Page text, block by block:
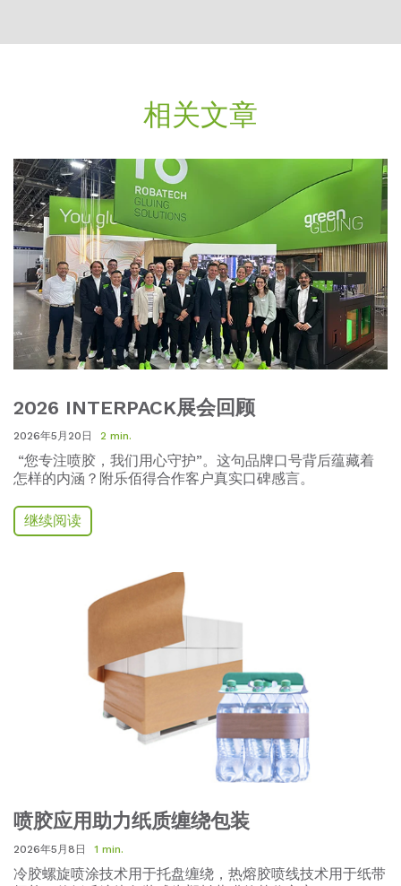
相关文章
2026 INTERPACK展会回顾
2026年5月20日 2 min.
“您专注喷胶 ， 我们用心守护”。 这句品牌口号背后蕴藏着
怎样的内涵？附乐佰得合作客户真实口碑感言。
继续阅读
喷胶应用助力纸质缠绕包装
2026年5月8日 1 min.
冷胶螺旋喷涂技术用于托盘缠绕，热熔胶喷线技术用于纸带